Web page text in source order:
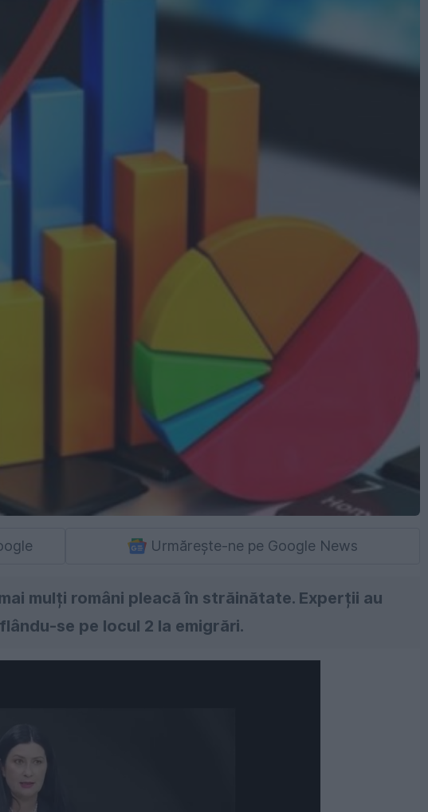
Urmărește-ne pe Google News
mulți români pleacă în străinătate. Experții au
se pe locul 2 la emigrări.